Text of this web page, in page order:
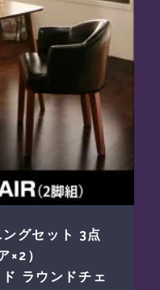
ングセット 3点
×2）
ド ラウンドチェ